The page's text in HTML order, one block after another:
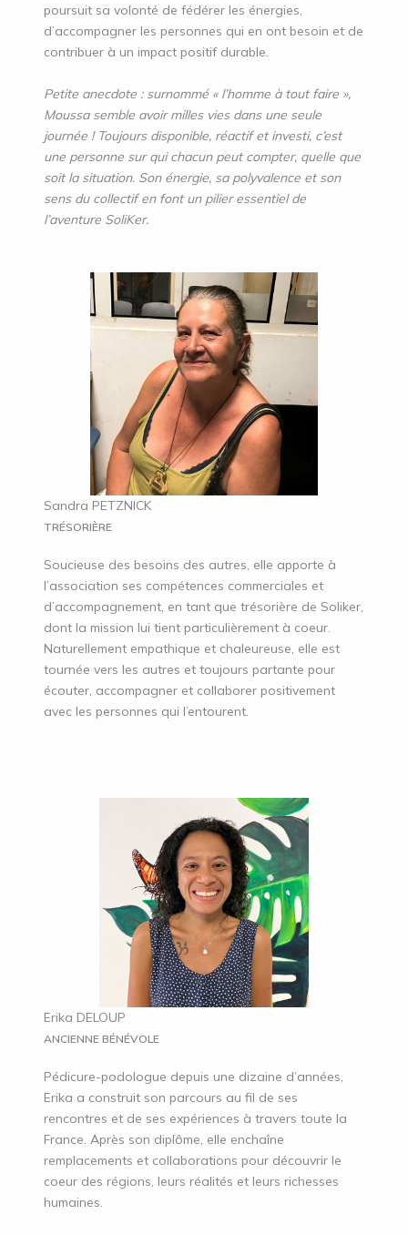
poursuit sa volonté de fédérer les énergies,
d’accompagner les personnes qui en ont besoin et de
contribuer à un impact positif durable.
Petite anecdote : surnommé « l’homme à tout faire »,
Moussa semble avoir milles vies dans une seule
journée ! Toujours disponible, réactif et investi, c’est
une personne sur qui chacun peut compter, quelle que
soit la situation. Son énergie, sa polyvalence et son
sens du collectif en font un pilier essentiel de
l’aventure SoliKer.
Sandra PETZNICK
TRÉSORIÈRE
Soucieuse des besoins des autres, elle apporte à
l’association ses compétences commerciales et
d’accompagnement, en tant que trésorière de Soliker,
dont la mission lui tient particulièrement à coeur.
Naturellement empathique et chaleureuse, elle est
tournée vers les autres et toujours partante pour
écouter, accompagner et collaborer positivement
avec les personnes qui l’entourent.
Erika DELOUP
ANCIENNE BÉNÉVOLE
Pédicure-podologue depuis une dizaine d’années,
Erika a construit son parcours au fil de ses
rencontres et de ses expériences à travers toute la
France. Après son diplôme, elle enchaîne
remplacements et collaborations pour découvrir le
coeur des régions, leurs réalités et leurs richesses
humaines.